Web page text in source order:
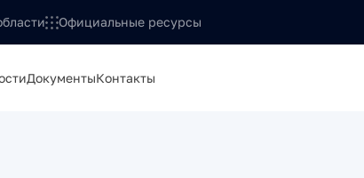
Официальные ресурсы
ДокументыКонтакты